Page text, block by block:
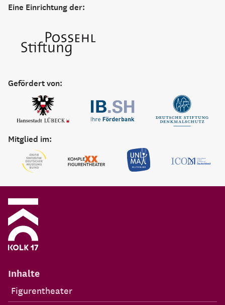
Eine Einrichtung der:
Gefördert von:
Mitglied im:
Inhalte
Figurentheater